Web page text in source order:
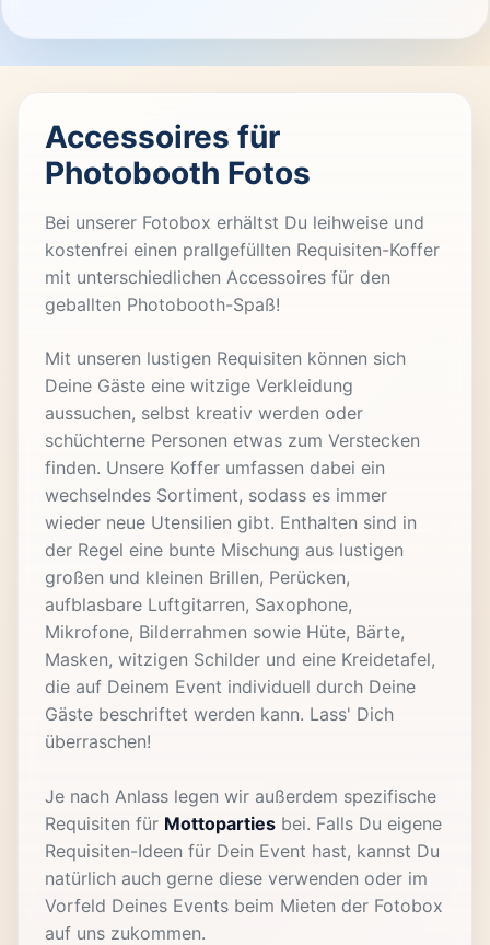
Accessoires für
Photobooth Fotos
Bei unserer Fotobox erhältst Du leihweise und
kostenfrei einen prallgefüllten Requisiten-Koffer
mit unterschiedlichen Accessoires für den
geballten Photobooth-Spaß!
Mit unseren lustigen Requisiten können sich
Deine Gäste eine witzige Verkleidung
aussuchen, selbst kreativ werden oder
schüchterne Personen etwas zum Verstecken
finden. Unsere Koffer umfassen dabei ein
wechselndes Sortiment, sodass es immer
wieder neue Utensilien gibt. Enthalten sind in
der Regel eine bunte Mischung aus lustigen
großen und kleinen Brillen, Perücken,
aufblasbare Luftgitarren, Saxophone,
Mikrofone, Bilderrahmen sowie Hüte, Bärte,
Masken, witzigen Schilder und eine Kreidetafel,
die auf Deinem Event individuell durch Deine
Gäste beschriftet werden kann. Lass' Dich
überraschen!
Je nach Anlass legen wir außerdem spezifische
Requisiten für Mottoparties bei. Falls Du eigene
Requisiten-Ideen für Dein Event hast, kannst Du
natürlich auch gerne diese verwenden oder im
Vorfeld Deines Events beim Mieten der Fotobox
auf uns zukommen.